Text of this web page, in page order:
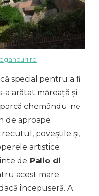
special pentru a fi
a arătat măreață și
chemându-ne
de aproape
poveștile și,
artistice.
de Palio di
acest mare
începuseră. A